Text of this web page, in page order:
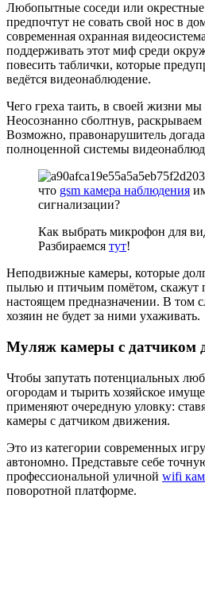
Любопытные соседи или окрестные
предпочтут не совать свой нос в
современная охранная
поддерживать этот миф среди
повесить таблички, которые
ведётся видеонаблюдение.
Чего греха таить, в своей жизни
Неосознанно сболтнув,
Возможно, правонарушитель
полноценной системы
что gsm камера наблюдения
сигнализации?
Как выбрать микрофон для
Разбираемся тут!
Неподвижные камеры, которые
пылью и птичьим помётом, скажут
настоящем предназначении. В том
хозяин не будет за ними ухаживать.
Муляж камеры с датчиком
Чтобы запутать потенциальных
огородам и тырить хозяйское
применяют очередную уловку:
камеры с датчиком движения.
Это из категории современных
автономно. Представьте себе
профессиональной уличной wifi
поворотной платформе.